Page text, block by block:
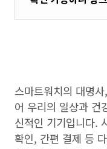
스마트워치의 대명
어 우리의 일상과 건
신적인 기기입니다.
확인, 간편 결제 등